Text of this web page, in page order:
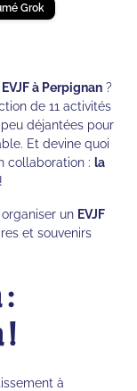
Grok
EVJF à Perpignan ?
de 11 activités
déjantées pour
Et devine quoi
collaboration :la
!
un EVJF
et souvenirs
:
!
à